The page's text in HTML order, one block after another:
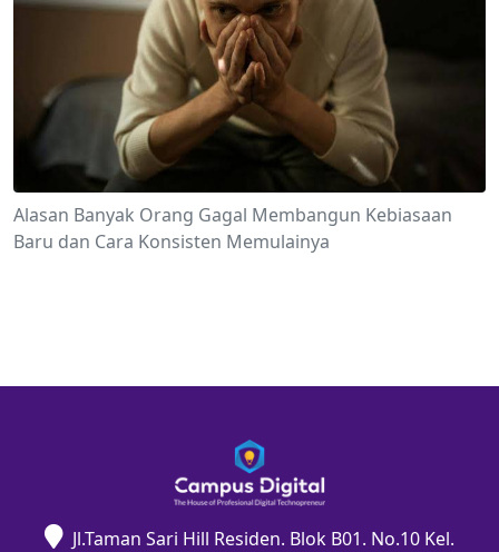
Alasan Banyak Orang Gagal Membangun Kebiasaan
Baru dan Cara Konsisten Memulainya
Jl.Taman Sari Hill Residen. Blok B01. No.10 Kel.